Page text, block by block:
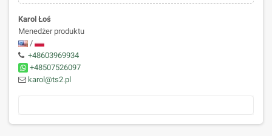
Karol Łoś
Menedżer produktu
/
+48603969934
+48507526097
karol@ts2.pl